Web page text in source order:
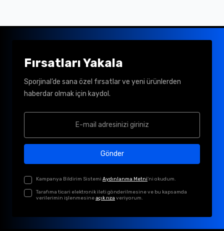
Fırsatları Yakala
Sporjinal’de sana özel fırsatlar ve yeni ürünlerden
haberdar olmak için kaydol.
Gönder
Kampanya Bildirim Sistemi Aydınlanma Metni'ni okudum.
Tarafıma ticari elektronik ileti gönderilmesine ve bu kapsamda
verilerimin işlenmesineaçık rıza veriyorum.